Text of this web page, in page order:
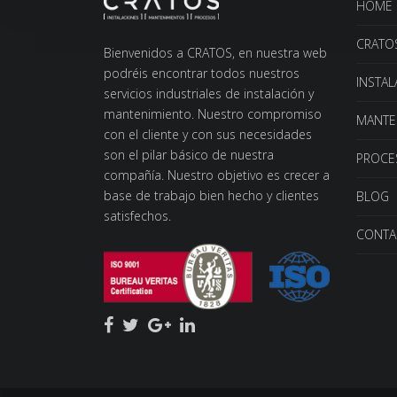
Bienvenidos a CRATOS, en nuestra web
podréis encontrar todos nuestros
servicios industriales de instalación y
mantenimiento. Nuestro compromiso
con el cliente y con sus necesidades
son el pilar básico de nuestra
compañía. Nuestro objetivo es crecer a
base de trabajo bien hecho y clientes
satisfechos.
HOME
BLOG